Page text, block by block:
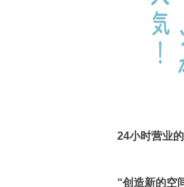
24小时营业
“创造新的空